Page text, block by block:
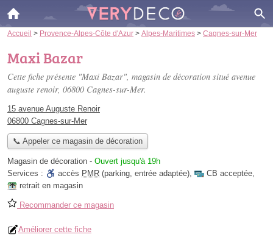
Accueil > Provence-Alpes-Côte d'Azur > Alpes-Maritimes > Cagnes-sur-Mer
Maxi Bazar
Cette fiche présente "Maxi Bazar", magasin de décoration situé avenue
auguste renoir, 06800 Cagnes-sur-Mer.
15 avenue Auguste Renoir
06800 Cagnes-sur-Mer
📞 Appeler ce magasin de décoration
Magasin de décoration - Ouvert jusqu'à 19h
Services :
accès PMR (parking, entrée adaptée), CB acceptée,
retrait en magasin
Recommander ce magasin
Améliorer cette fiche